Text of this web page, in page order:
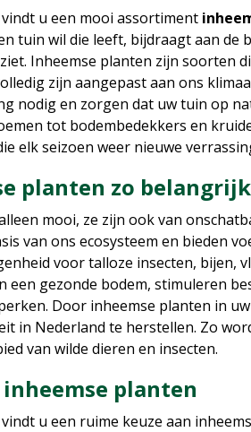
u een mooi assortiment
tuin wil die leeft, bijdraagt aan de
Inheemse planten zijn soorten
zijn aangepast aan ons
nodig en zorgen dat uw tuin op
tot bodembedekkers en
elk seizoen weer nieuwe
planten zo
mooi, ze zijn ook van
van ons ecosysteem en bieden
voor talloze insecten, bijen,
een gezonde bodem, stimuleren
Door inheemse planten in
in Nederland te herstellen. Zo
van wilde dieren en insecten.
planten
u een ruime keuze aan